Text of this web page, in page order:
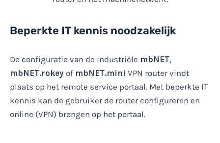
Beperkte IT kennis noodzakelijk
De configuratie van de industriële mbNET,
mbNET.rokey of mbNET.mini VPN router vindt
plaats op het remote service portaal. Met beperkte IT
kennis kan de gebruiker de router configureren en
online (VPN) brengen op het portaal.